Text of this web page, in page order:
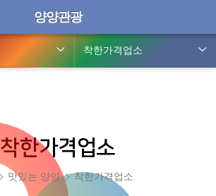
양양관광
착한가격업소
착한가격업소
맛있는 양양 착한가격업소